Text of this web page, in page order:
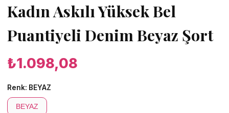
Kadın Askılı Yüksek Bel
Puantiyeli Denim Beyaz Şort
₺1.098,08
Renk: BEYAZ
BEYAZ